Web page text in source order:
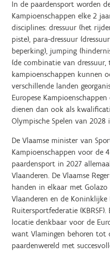
In de paardensport worden
Kampioenschappen elke 2
disciplines: dressuur (het
piste), para-dressuur
beperking), jumping
(de combinatie van dressuur,
kampioenschappen kunnen
verschillende landen
Europese
dienen dan ook als
Olympische Spelen van 2028
De Vlaamse minister van
Kampioenschappen voor de
paardensport in 2027
Vlaanderen. De Vlaamse
handen in elkaar met Golazo
Vlaanderen en de Koninklijke
Ruitersportfederatie
locatie denkbaar voor de
want Vlamingen behoren tot
paardenwereld met